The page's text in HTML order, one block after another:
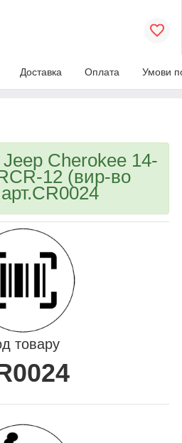
Доставка Оплата Умови
Jeep Cherokee 14-
12 (вир-во
товару